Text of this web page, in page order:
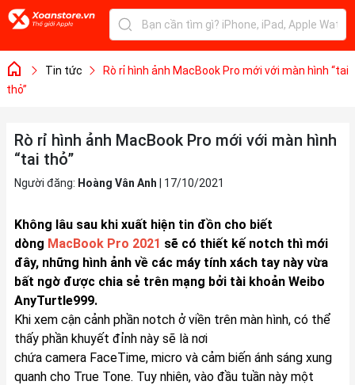
Tin tức
Rò rỉ hình ảnh MacBook Pro mới với màn hình “tai
thỏ”
Rò rỉ hình ảnh MacBook Pro mới với màn hình
“tai thỏ”
Người đăng: Hoàng Vân Anh 17/10/2021
Không lâu sau khi xuất hiện tin đồn cho biết
dòng MacBook Pro 2021 sẽ có thiết kế notch thì mới
đây, những hình ảnh về các máy tính xách tay này vừa
bất ngờ được chia sẻ trên mạng bởi tài khoản Weibo
AnyTurtle999.
Khi xem cận cảnh phần notch ở viền trên màn hình, có thể
thấy phần khuyết đỉnh này sẽ là nơi
chứa camera FaceTime, micro và cảm biến ánh sáng xung
quanh cho True Tone. Tuy nhiên, vào đầu tuần này một